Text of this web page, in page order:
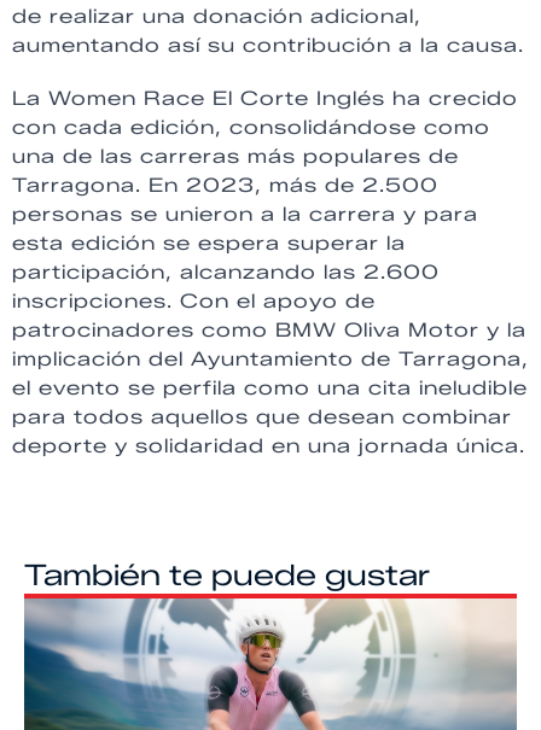
de realizar una donación adicional,
aumentando así su contribución a la causa.
La Women Race El Corte Inglés ha crecido
con cada edición, consolidándose como
una de las carreras más populares de
Tarragona. En 2023, más de 2.500
personas se unieron a la carrera y para
esta edición se espera superar la
participación, alcanzando las 2.600
inscripciones. Con el apoyo de
patrocinadores como BMW Oliva Motor y la
implicación del Ayuntamiento de Tarragona,
el evento se perfila como una cita ineludible
para todos aquellos que desean combinar
deporte y solidaridad en una jornada única.
También te puede gustar